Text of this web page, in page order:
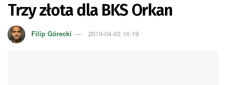
Trzy złota dla BKS Orkan
Filip Górecki 2019-04-03 16:19